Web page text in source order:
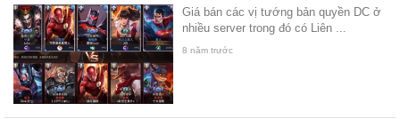
Giá bán các vị tướng bản quyền DC ở
nhiều server trong đó có Liên ...
8 năm trước